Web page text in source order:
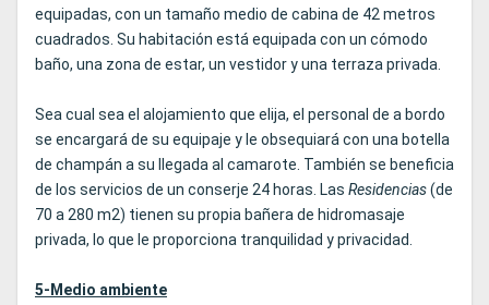
equipadas, con un tamaño medio de cabina de 42 metros
cuadrados. Su habitación está equipada con un cómodo
baño, una zona de estar, un vestidor y una terraza privada.
Sea cual sea el alojamiento que elija, el personal de a bordo
se encargará de su equipaje y le obsequiará con una botella
de champán a su llegada al camarote. También se beneficia
de los servicios de un conserje 24 horas. Las Residencias(de
70 a 280 m2) tienen su propia bañera de hidromasaje
privada, lo que le proporciona tranquilidad y privacidad.
5-Medio ambiente